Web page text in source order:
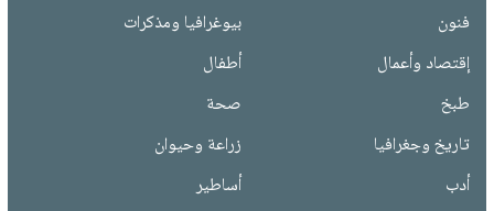
فنون
بيوغرافيا ومذكرات
إقتصاد وأعمال
أطفال
طبخ
صحة
تاريخ وجغرافيا
زراعة وحيوان
أدب
أساطير